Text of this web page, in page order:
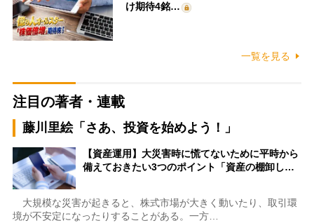
け期待4銘…
一覧を見る
注目の著者・連載
藤川里絵「さあ、投資を始めよう！」
【資産運用】大災害時に慌てないために平時から
備えておきたい3つのポイント「資産の棚卸し…
大規模な災害が起きると、株式市場が大きく動いたり、取引環
境が不安定になったりすることがある。一方…